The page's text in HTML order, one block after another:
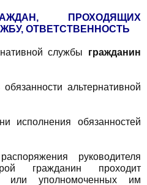
ПРОХОДЯЩИХ
ОТВЕТСТВЕННОСТЬ
службы гражданин
альтернативной
исполнения обязанностей
руководителя
гражданин проходит
или уполномоченных им